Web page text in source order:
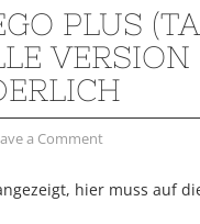
PLUS
VERSION
a Comment
hier muss auf